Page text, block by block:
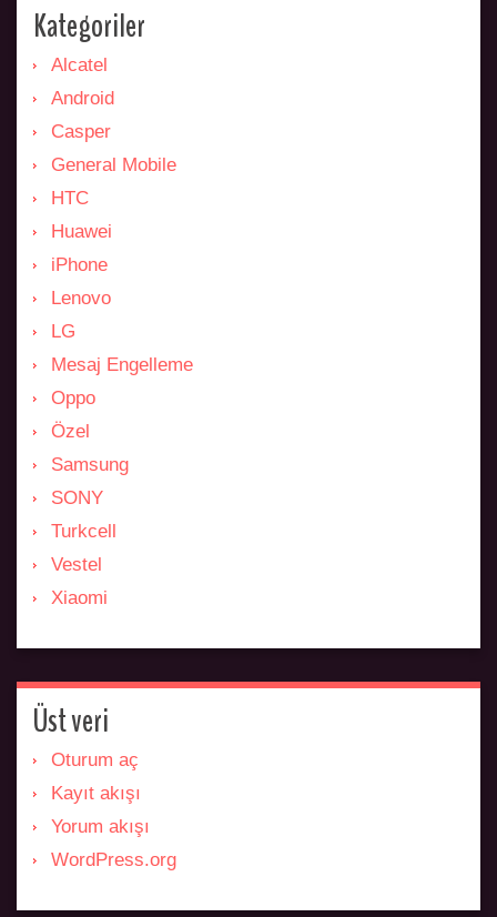
Kategoriler
Alcatel
Android
Casper
General Mobile
HTC
Huawei
iPhone
Lenovo
LG
Mesaj Engelleme
Oppo
Özel
Samsung
SONY
Turkcell
Vestel
Xiaomi
Üst veri
Oturum aç
Kayıt akışı
Yorum akışı
WordPress.org